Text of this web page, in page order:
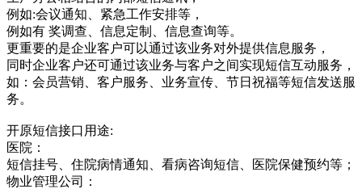
例如:会议通知、紧急工作安排等，
例如有 奖调查、信息定制、信息查询等。
更重要的是企业客户可以通过该业务对外提供信息服务，
同时企业客户还可通过该业务与客户之间实现短信互动服务，
如：会员营销、客户服务、业务宣传、节日祝福等短信发送服
务。
开原短信接口用途:
医院：
短信挂号、住院病情通知、看病咨询短信、医院保健预约等；
物业管理公司：